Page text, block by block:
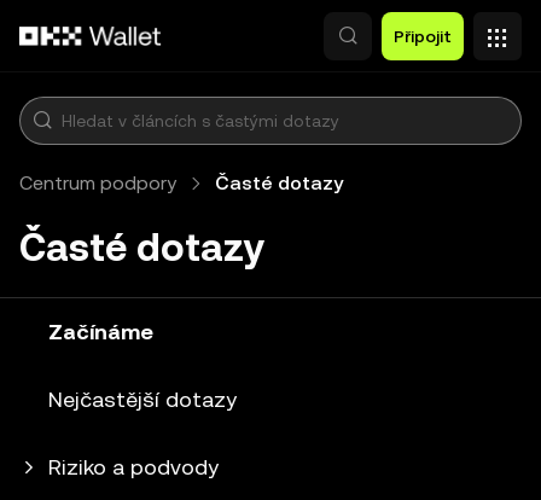
Připojit
Centrum podpory Časté dotazy
Časté dotazy
Začínáme
Nejčastější dotazy
Riziko a podvody